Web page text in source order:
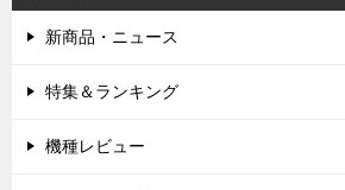
新商品・ニュース
特集＆ランキング
機種レビュー